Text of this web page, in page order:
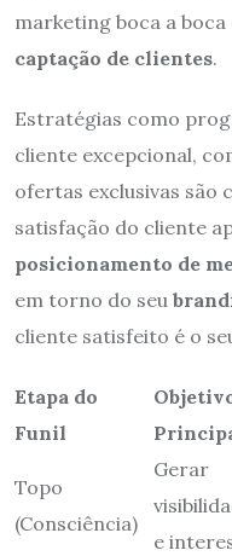
marketing boca a
captação de clientes.
Estratégias como
cliente excepcional,
ofertas exclusivas são
satisfação do cliente
posicionamento de
em torno do seu
cliente satisfeito é o
Etapa do
Funil
Topo
(Consciência)
Gerar
e